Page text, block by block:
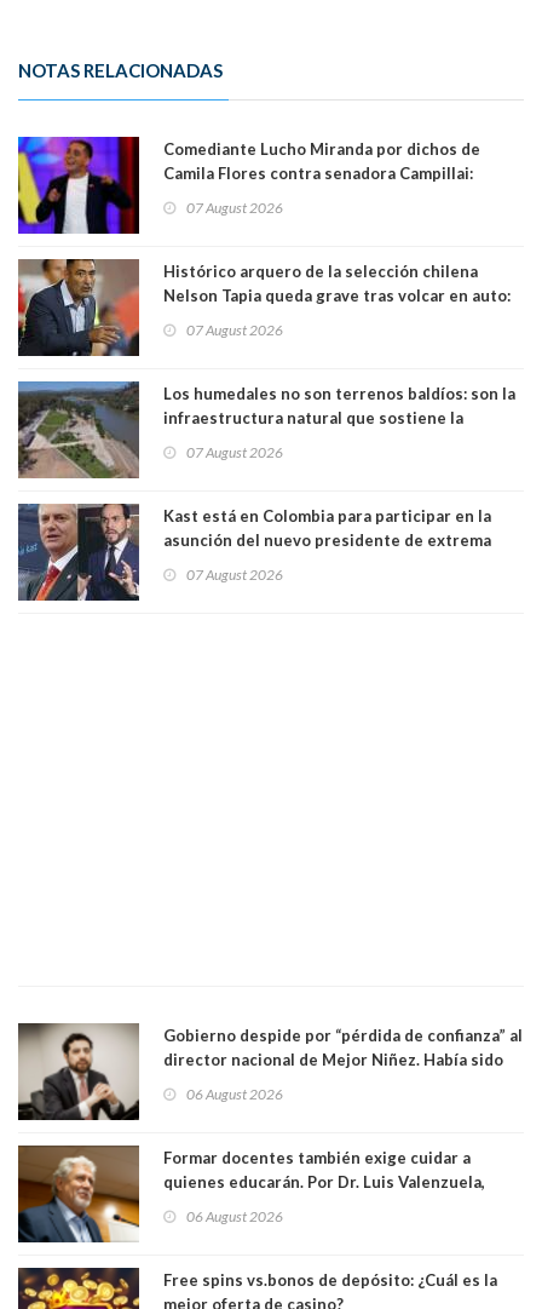
NOTAS RELACIONADAS
Comediante Lucho Miranda por dichos de
Camila Flores contra senadora Campillai:
forma de quitar dignidad"
07 August 2026
Histórico arquero de la selección chilena
Nelson Tapia queda grave tras volcar en auto:
07 August 2026
Los humedales no son terrenos baldíos: son la
infraestructura natural que sostiene la
07 August 2026
Kast está en Colombia para participar en la
asunción del nuevo presidente de extrema
07 August 2026
Gobierno despide por “pérdida de confianza” al
director nacional de Mejor Niñez. Había sido
06 August 2026
Formar docentes también exige cuidar a
quienes educarán. Por Dr. Luis Valenzuela,
Académicos U. Católica Silva Henríquez
06 August 2026
Free spins vs.bonos de depósito: ¿Cuál es la
mejor oferta de casino?